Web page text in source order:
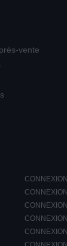
vente